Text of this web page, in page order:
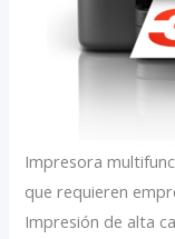
Impresora
que requieren
Impresión de alta